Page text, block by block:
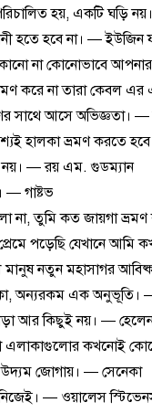
হয়, একটি ঘড়ি
হতে হবে না। —
না কোনোভাবে
করে না তারা কেবল এর
সাথে আসে অভিজ্ঞতা। —
হালকা ভ্রমণ করতে
নয়। — রয় এম. গুডম্যান
— গাষ্টভ
না, তুমি কত জায়গা
পড়েছি যেখানে আমি
মানুষ নতুন মহাসাগর
অন্যরকম এক অনুভূতি। —
আর কিছুই নয়। —
বা এলাকাগুলোর কখনোই
উদ্যম জোগায়। — সেনেকা
নিজেই। — ওয়ালেস